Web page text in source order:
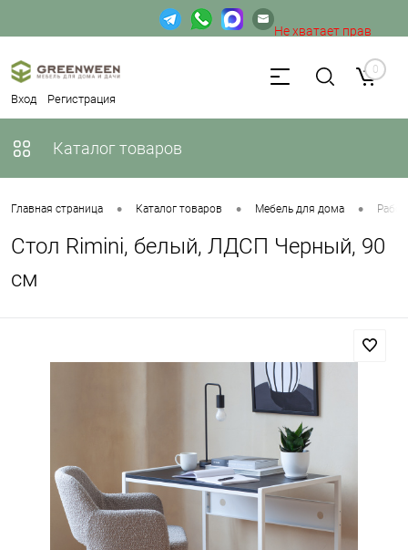
Вход Регистрация
Не хватает прав
доступа к веб-форме. 0
Каталог товаров
Главная страница • Каталог товаров • Мебель для дома •
Стол Rimini, белый, ЛДСП Черный, 90
см